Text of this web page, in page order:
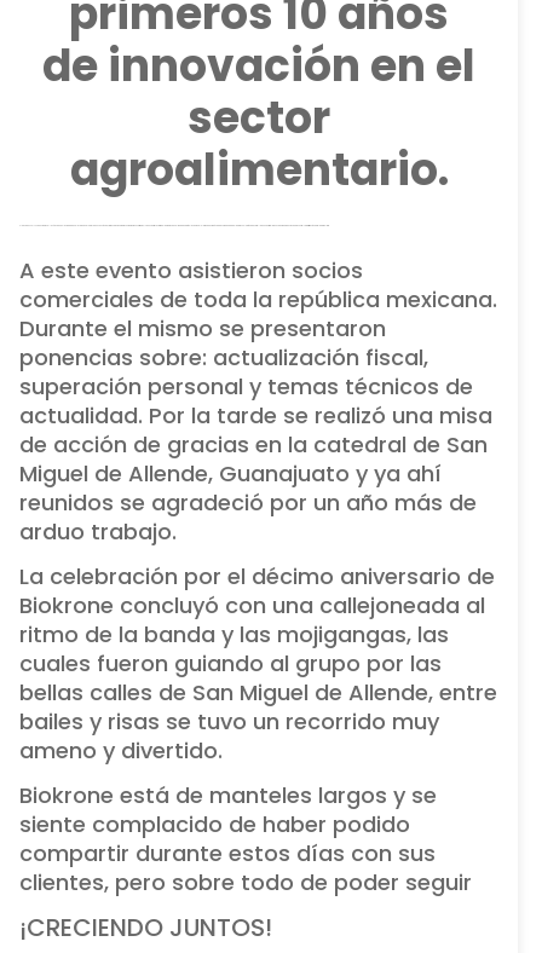
primeros 10 años
de innovación en el
sector
agroalimentario.
A este evento asistieron socios
comerciales de toda la república mexicana.
Durante el mismo se presentaron
ponencias sobre: actualización fiscal,
superación personal y temas técnicos de
actualidad. Por la tarde se realizó una misa
de acción de gracias en la catedral de San
Miguel de Allende, Guanajuato y ya ahí
reunidos se agradeció por un año más de
arduo trabajo.
La celebración por el décimo aniversario de
Biokrone concluyó con una callejoneada al
ritmo de la banda y las mojigangas, las
cuales fueron guiando al grupo por las
bellas calles de San Miguel de Allende, entre
bailes y risas se tuvo un recorrido muy
ameno y divertido.
Biokrone está de manteles largos y se
siente complacido de haber podido
compartir durante estos días con sus
clientes, pero sobre todo de poder seguir
¡CRECIENDO JUNTOS!